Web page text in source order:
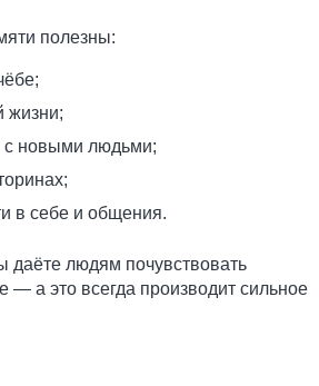
полезны:
жизни;
с новыми людьми;
в себе и общения.
людям почувствовать
— а это всегда производит сильное